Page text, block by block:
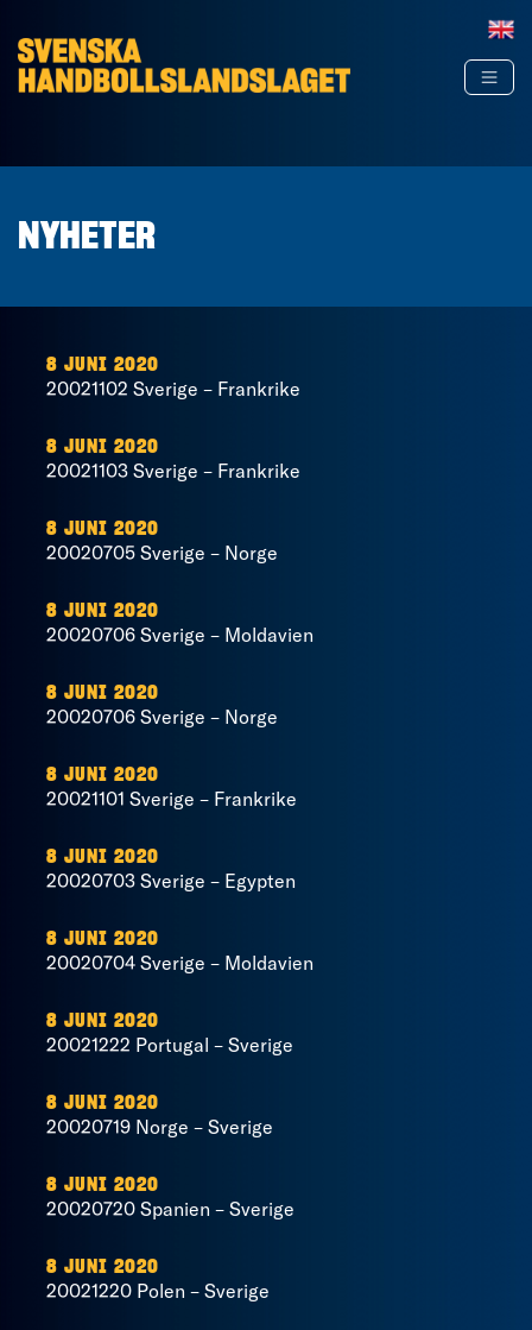
NYHETER
8 JUNI 2020
20021102 Sverige – Frankrike
8 JUNI 2020
20021103 Sverige – Frankrike
8 JUNI 2020
20020705 Sverige – Norge
8 JUNI 2020
20020706 Sverige – Moldavien
8 JUNI 2020
20020706 Sverige – Norge
8 JUNI 2020
20021101 Sverige – Frankrike
8 JUNI 2020
20020703 Sverige – Egypten
8 JUNI 2020
20020704 Sverige – Moldavien
8 JUNI 2020
20021222 Portugal – Sverige
8 JUNI 2020
20020719 Norge – Sverige
8 JUNI 2020
20020720 Spanien – Sverige
8 JUNI 2020
20021220 Polen – Sverige